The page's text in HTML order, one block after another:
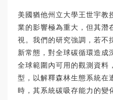
美國猶他州立大學王世宇教
業的影響極為重大，但其潛
視。我們的研究強調，若不
新常態，對全球碳循環造成
全球範圍內可用的觀測資料
型，以解釋森林生態系統在
時，其系統碳吸存能力的變